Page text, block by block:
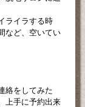
ライラする時
など、空いてい
絡をしてみた
上手に予約出来